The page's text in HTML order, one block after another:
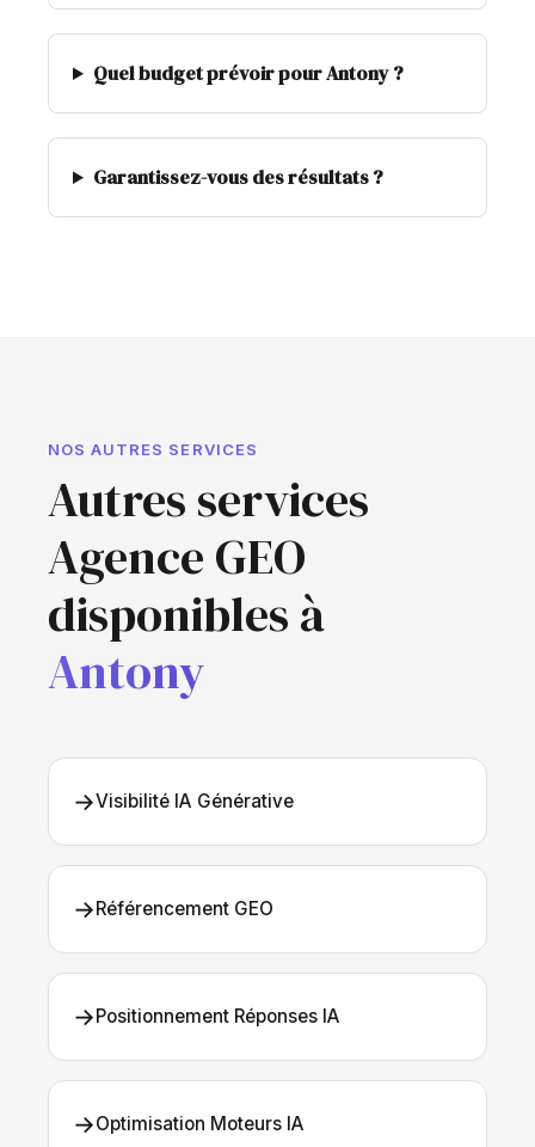
Quel budget prévoir pour Antony ?
Garantissez-vous des résultats ?
NOS AUTRES SERVICES
Autres services
Agence GEO
disponibles à
Antony
→Visibilité IA Générative
→Référencement GEO
→Positionnement Réponses IA
→Optimisation Moteurs IA